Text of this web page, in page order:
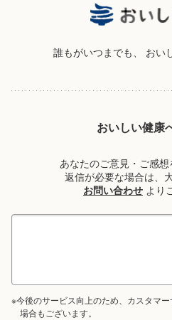
誰もがいつまでも、 おい
おいしい健康
あなたのご意見・ご感
返信が必要な場合は、
お問い合わせ より
※今後のサービス向上のため、カスタマ
場合もございます。